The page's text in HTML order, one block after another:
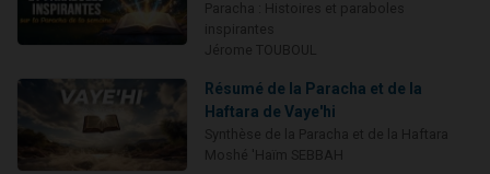
Résumé de la Paracha et de la
Haftara de Vaye'hi